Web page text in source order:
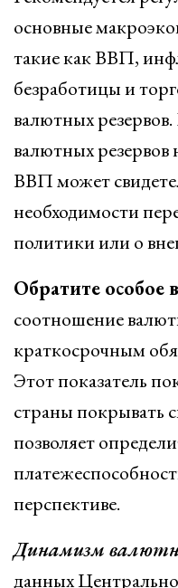
основные
такие как ВВП,
безработицы и
валютных
валютных резервов
ВВП может
необходимости
политики или о
Обратите особое
соотношение
краткосрочным
Этот показатель
страны покрывать
позволяет
перспективе.
Динамизм
данных